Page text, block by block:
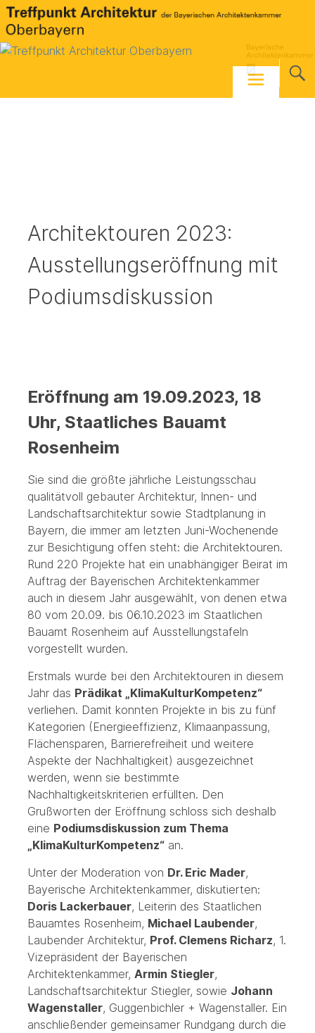
Skip
to
content
Architektouren 2023:
Ausstellungseröffnung mit
Podiumsdiskussion
Eröffnung am 19.09.2023, 18
Uhr, Staatliches Bauamt
Rosenheim
Sie sind die größte jährliche Leistungsschau
qualitätvoll gebauter Architektur, Innen- und
Landschaftsarchitektur sowie Stadtplanung in
Bayern, die immer am letzten Juni-Wochenende
zur Besichtigung offen steht: die Architektouren.
Rund 220 Projekte hat ein unabhängiger Beirat im
Auftrag der Bayerischen Architektenkammer
auch in diesem Jahr ausgewählt, von denen etwa
80 vom 20.09. bis 06.10.2023 im Staatlichen
Bauamt Rosenheim auf Ausstellungstafeln
vorgestellt wurden.
Erstmals wurde bei den Architektouren in diesem
Jahr das Prädikat „KlimaKulturKompetenz“
verliehen. Damit konnten Projekte in bis zu fünf
Kategorien (Energieeffizienz, Klimaanpassung,
Flächensparen, Barrierefreiheit und weitere
Aspekte der Nachhaltigkeit) ausgezeichnet
werden, wenn sie bestimmte
Nachhaltigkeitskriterien erfüllten. Den
Grußworten der Eröffnung schloss sich deshalb
eine Podiumsdiskussion zum Thema
„KlimaKulturKompetenz“an.
Unter der Moderation von Dr. Eric Mader,
Bayerische Architektenkammer, diskutierten:
Doris Lackerbauer, Leiterin des Staatlichen
Bauamtes Rosenheim, Michael Laubender,
Laubender Architektur, Prof. Clemens Richarz, 1.
Vizepräsident der Bayerischen
Architektenkammer, Armin Stiegler,
Landschaftsarchitektur Stiegler, sowie Johann
Wagenstaller, Guggenbichler + Wagenstaller. Ein
anschließender gemeinsamer Rundgang durch die